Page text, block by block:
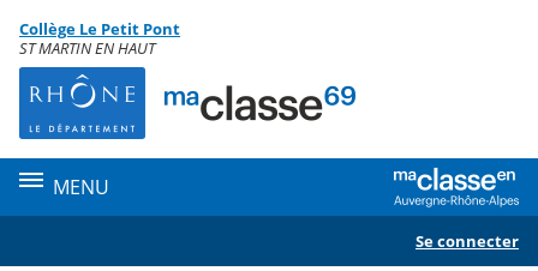
Menu de la rubrique
Contenu
Collège Le Petit Pont
ST MARTIN EN HAUT
MENU
Se connecter